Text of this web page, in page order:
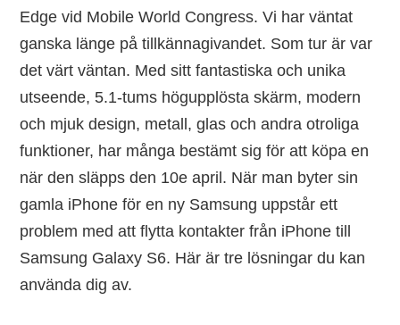
Edge vid Mobile World Congress. Vi har väntat
ganska länge på tillkännagivandet. Som tur är var
det värt väntan. Med sitt fantastiska och unika
utseende, 5.1-tums högupplösta skärm, modern
och mjuk design, metall, glas och andra otroliga
funktioner, har många bestämt sig för att köpa en
när den släpps den 10e april. När man byter sin
gamla iPhone för en ny Samsung uppstår ett
problem med att flytta kontakter från iPhone till
Samsung Galaxy S6. Här är tre lösningar du kan
använda dig av.